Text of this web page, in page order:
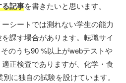
記事を書きたいと思います。
シートでは測れない学生の能力
課す場合があります。転職サイ
のうち90 %以上がwebテストや
正検査でありますが、化学・食
に独自の試験を設けています。